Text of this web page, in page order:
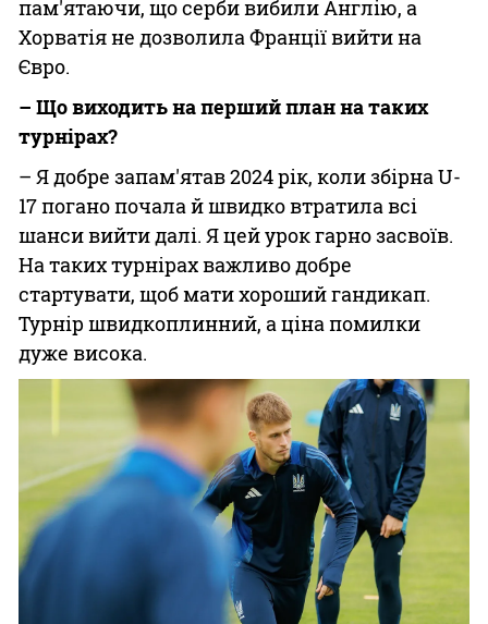
пам'ятаючи, що серби вибили Англію, а
Хорватія не дозволила Франції вийти на
Євро.
– Що виходить на перший план на таких
турнірах?
– Я добре запам'ятав 2024 рік, коли збірна U-
17 погано почала й швидко втратила всі
шанси вийти далі. Я цей урок гарно засвоїв.
На таких турнірах важливо добре
стартувати, щоб мати хороший гандикап.
Турнір швидкоплинний, а ціна помилки
дуже висока.